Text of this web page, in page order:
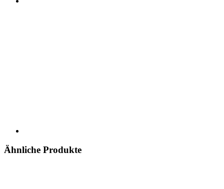
Ähnliche Produkte